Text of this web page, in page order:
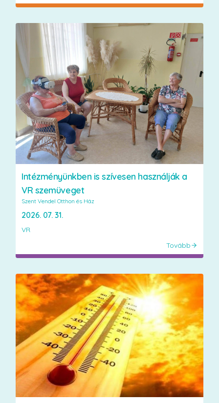
Intézményünkben is szívesen használják a
VR szemüveget
Szent Vendel Otthon és Ház
2026. 07. 31.
VR
Tovább